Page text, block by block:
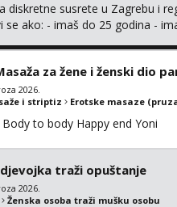
diskretne susrete u Zagrebu i
se ako: - imaš do 25 godina -
za žene i ženski dio
2026.
i striptiz Erotske masaze
Body to body Happy end Yoni
traži opuštanje
2026.
Ženska osoba traži mušku osobu